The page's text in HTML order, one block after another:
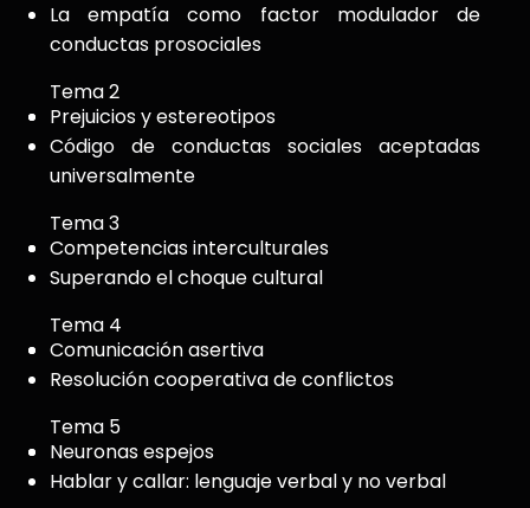
La empatía como factor modulador de
conductas prosociales
Tema 2
Prejuicios y estereotipos
Código de conductas sociales aceptadas
universalmente
Tema 3
Competencias interculturales
Superando el choque cultural
Tema 4
Comunicación asertiva
Resolución cooperativa de conflictos
Tema 5
Neuronas espejos
Hablar y callar: lenguaje verbal y no verbal